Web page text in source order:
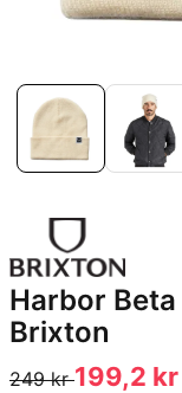
Harbor
Brixton
249 kr199,2 kr